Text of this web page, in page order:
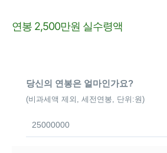
연봉 2,500만원 실수령액
당신의 연봉은 얼마인가요?
(비과세액 제외, 세전연봉, 단위:원)